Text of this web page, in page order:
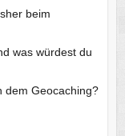
beim
was würdest du
dem Geocaching?